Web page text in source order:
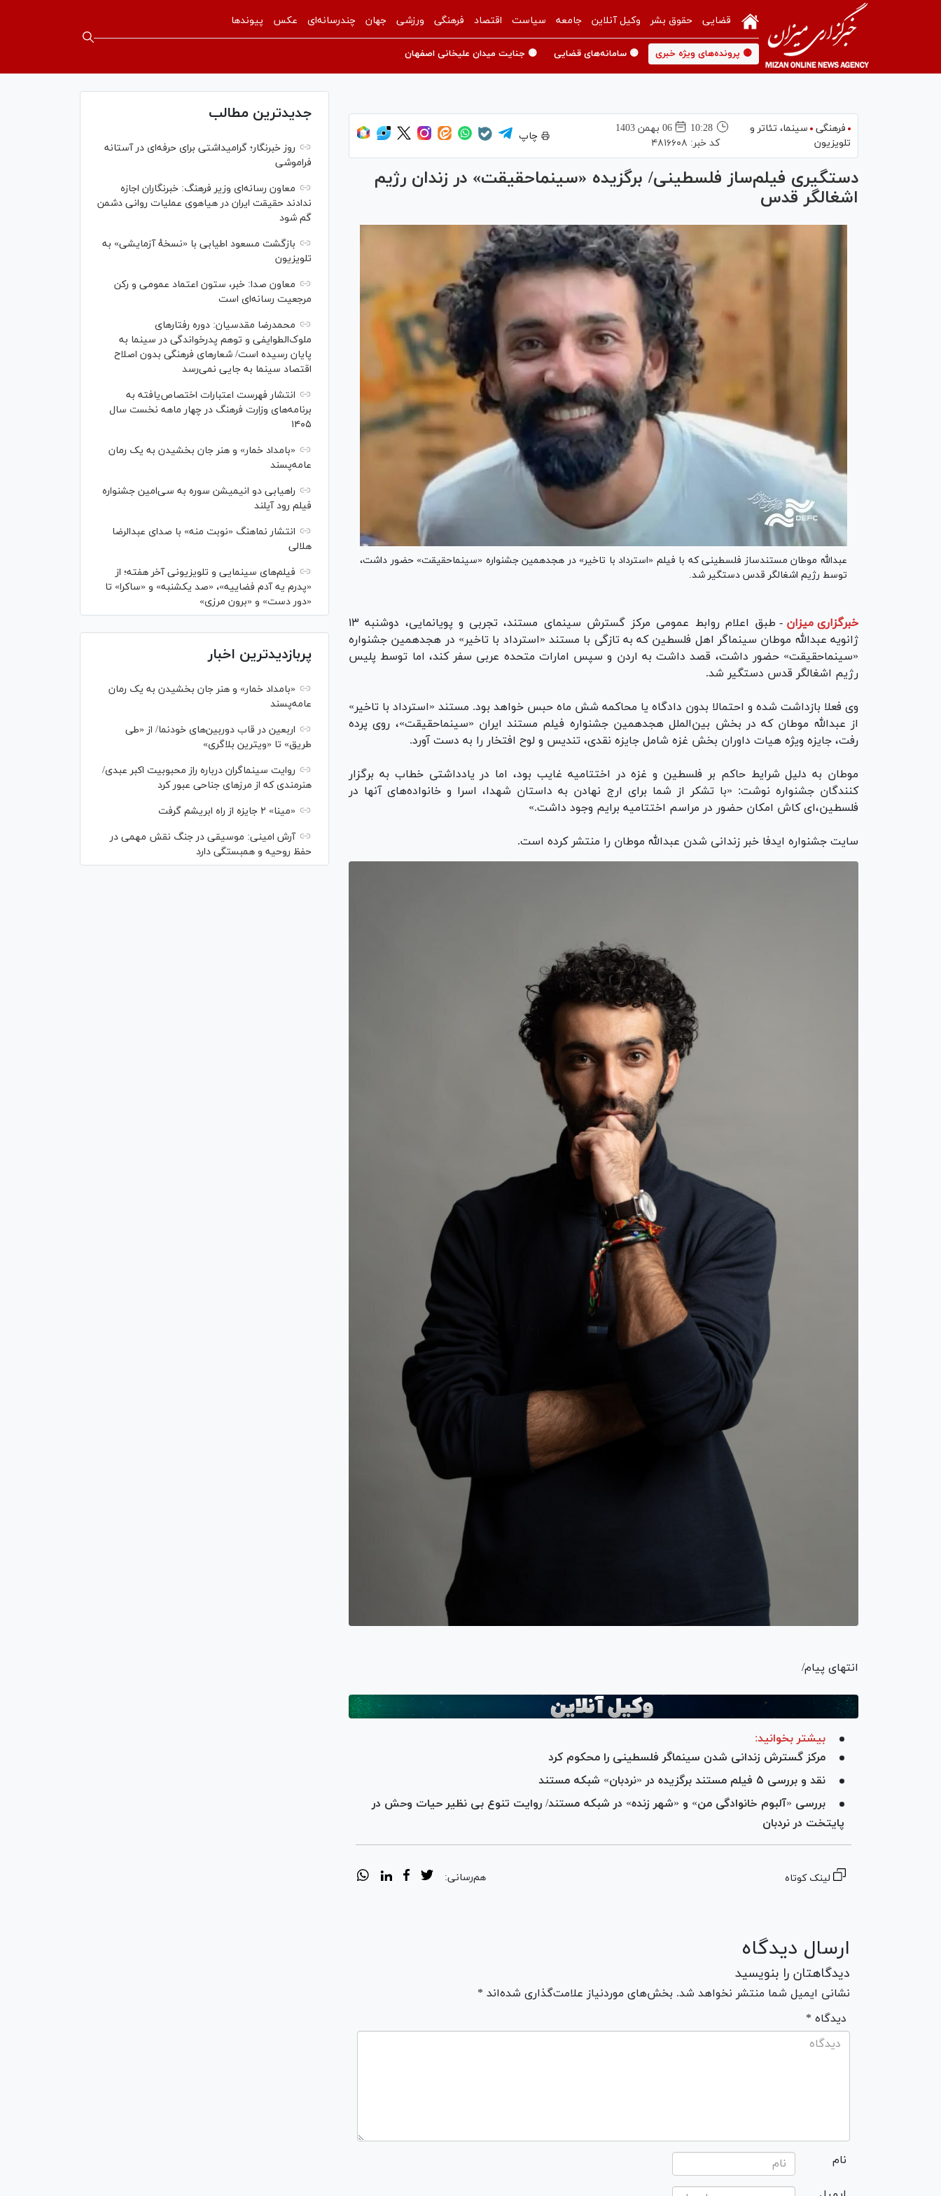
قضایی حقوق بشر وکیل آنلاین جامعه سیاست اقتصاد فرهنگی ورزشی جهان چندرسانه‌ای عکس پیوندها
🟡 پرونده‌های ویژه خبری 🟡 سامانه‌های قضایی 🟡 جنایت میدان علیخانی اصفهان
فرهنگی
سینما،‌ تئاتر و
تلویزیون
10:28
06 بهمن 1403
کد خبر: ۴۸۱۶۶۰۸
چاپ
دستگیری فیلم‌ساز فلسطینی/ برگزیده «سینماحقیقت» در زندان رژیم
اشغالگر قدس
عبدالله موطان مستندساز فلسطینی که با فیلم «استرداد با تاخیر» در هجدهمین جشنواره «سینماحقیقت» حضور داشت،
توسط رژیم اشغالگر قدس دستگیر شد.
خبرگزاری میزان -
طبق اعلام روابط عمومی مرکز گسترش سینمای مستند، تجربی و پویانمایی، دوشنبه ۱۳
ژانویه عبدالله موطان سینماگر اهل فلسطین که به تازگی با مستند «استرداد با تاخیر» در هجدهمین جشنواره
«سینماحقیقت» حضور داشت، قصد داشت به اردن و سپس امارات متحده عربی سفر کند، اما توسط پلیس
رژیم اشغالگر قدس دستگیر شد.
وی فعلا بازداشت شده و احتمالا بدون دادگاه یا محاکمه شش ماه حبس خواهد بود. مستند «استرداد با تاخیر»
از عبدالله موطان که در بخش بین‌الملل هجدهمین جشنواره فیلم مستند ایران «سینماحقیقت»، روی پرده
رفت، جایزه ویژه هیات داوران بخش غزه شامل جایزه نقدی، تندیس و لوح افتخار را به دست آورد.
موطان به دلیل شرایط حاکم بر فلسطین و غزه در اختتامیه غایب بود، اما در یادداشتی خطاب به برگزار
کنندگان جشنواره نوشت: «با تشکر از شما برای ارج نهادن به داستان شهدا، اسرا و خانواده‌های آنها در
فلسطین،‌ای کاش امکان حضور در مراسم اختتامیه برایم وجود داشت.»
سایت جشنواره ایدفا خبر زندانی شدن عبدالله موطان را منتشر کرده است.
انتهای پیام/
بیشتر بخوانید:
مرکز گسترش زندانی شدن سینماگر فلسطینی را محکوم کرد
نقد و بررسی ۵ فیلم مستند برگزیده در «نردبان» شبکه مستند
بررسی «آلبوم خانوادگی من» و «شهر زنده» در شبکه مستند/ روایت تنوع بی نظیر حیات وحش در
پایتخت در نردبان
لینک کوتاه هم‌رسانی:
ارسال دیدگاه
دیدگاهتان را بنویسید
نشانی ایمیل شما منتشر نخواهد شد. بخش‌های موردنیاز علامت‌گذاری شده‌اند *
* دیدگاه
نام
جدیدترین مطالب
روز خبرنگار؛ گرامیداشتی برای حرفه‌ای در آستانه
فراموشی
معاون رسانه‌ای وزیر فرهنگ: خبرنگاران اجازه
ندادند حقیقت ایران در هیاهوی عملیات روانی دشمن
گم شود
بازگشت مسعود اطیابی با «نسخهٔ آزمایشی» به
تلویزیون
معاون صدا: خبر، ستون اعتماد عمومی و رکن
مرجعیت رسانه‌ای است
محمدرضا مقدسیان: دوره رفتارهای
ملوک‌الطوایفی و توهم پدرخواندگی در سینما به
پایان رسیده است/ شعارهای فرهنگی بدون اصلاح
اقتصاد سینما به جایی نمی‌رسد
انتشار فهرست اعتبارات اختصاص‌یافته به
برنامه‌های وزارت فرهنگ در چهار ماهه نخست سال
۱۴۰۵
«بامداد خمار» و هنر جان بخشیدن به یک رمان
عامه‌پسند
راهیابی دو انیمیشن سوره به سی‌امین جشنواره
فیلم رود آیلند
انتشار نماهنگ «نوبت منه» با صدای عبدالرضا
هلالی
فیلم‌های سینمایی و تلویزیونی آخر هفته؛ از
«پدرم یه آدم فضاییه»، «صد یکشنبه» و «ساکرا» تا
«دور دست» و «برون مرزی»
پربازدیدترین اخبار
«بامداد خمار» و هنر جان بخشیدن به یک رمان
عامه‌پسند
اربعین در قاب دوربین‌های خودنما/ از «طی
طریق» تا «ویترین بلاگری»
روایت سینماگران درباره راز محبوبیت اکبر عبدی/
هنرمندی که از مرزهای جناحی عبور کرد
«مینا» ۲ جایزه از راه ابریشم گرفت
آرش امینی: موسیقی در جنگ نقش مهمی در
حفظ روحیه و همبستگی دارد